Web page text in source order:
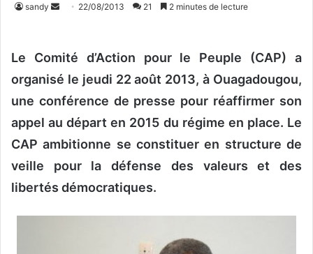
sandy
o
y
r
u
n
o
u
22/08/2013 21 2 minutes de lecture
Le Comité d’Action pour le Peuple (CAP) a
organisé le jeudi 22 août 2013, à Ouagadougou,
une conférence de presse pour réaffirmer son
appel au départ en 2015 du régime en place. Le
CAP ambitionne se constituer en structure de
veille pour la défense des valeurs et des
libertés démocratiques.